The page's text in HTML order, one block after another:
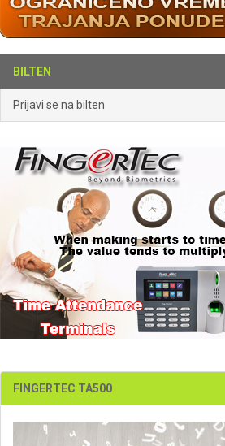
BILTEN
Prijavi se na bilten
FINGERTEC TA500